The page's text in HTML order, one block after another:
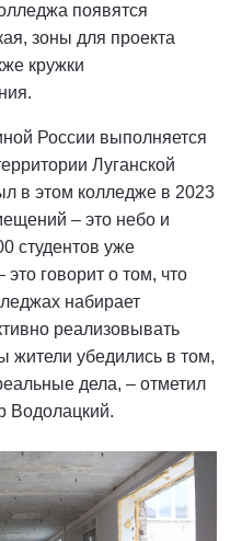
появятся
зоны для проекта
кружки
России выполняется
Луганской
в этом колледже в 2023
– это небо и
студентов уже
говорит о том, что
набирает
реализовывать
жители убедились в том,
дела, – отметил
Водолацкий.